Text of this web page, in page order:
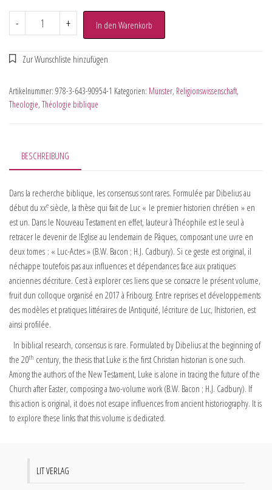
- + In den Warenkorb
Artikelnummer: 978-3-643-90954-1 Kategorien: Münster, Religionswissenschaft,
Theologie, Théologie biblique
BESCHREIBUNG
Dans la recherche biblique, les consensus sont rares. Formulée par Dibelius au
début du xxe siècle, la thèse qui fait de Luc « le premier historien chrétien » en
est un. Dans le Nouveau Testament en effet, lauteur à Théophile est le seul à
retracer le devenir de lEglise au lendemain de Pâques, composant une uvre en
deux tomes : « Luc-Actes » (B.W. Bacon ; H.J. Cadbury). Si ce geste est original, il
néchappe toutefois pas aux influences et dépendances face aux pratiques
anciennes décriture. Cest à explorer ces liens que se consacre le présent volume,
fruit dun colloque organisé en 2017 à Fribourg. Entre reprises et développements
des modèles et pratiques littéraires de lAntiquité, lécriture de Luc, lhistorien, est
ainsi profilée.
In biblical research, consensus is rare. Formulated by Dibelius at the beginning of
the 20th century, the thesis that Luke is the first Christian historian is one such.
Among the authors of the New Testament, Luke is alone in tracing the future of the
Church after Easter, composing a two-volume work (B.W. Bacon ; H.J. Cadbury). If
this action is original, it does not escape influences from ancient historiography. It is
to explore these links that this volume is dedicated.
LIT VERLAG